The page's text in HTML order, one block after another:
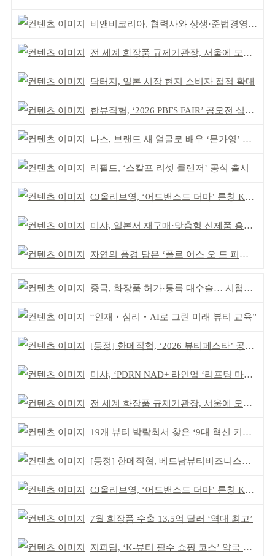
비앤비코리아, 협력사와 상생·준법경영 선언
전 세계 화장품 규제기관장, 서울에 모인다
닥터지, 일본 시장 현지 소비자 접점 확대
한뷰직협, ‘2026 PBFS FAIR’ 공모전 심사 성료
나스, 브랜드 새 얼굴로 배우 ‘문가영’ 발탁
리필드, ‘스칼프 리셋 클렌저’ 공식 출시
CJ올리브영, ‘어드밴스드 더마’ 론칭 K더마 육성 박차
미샤, 일본서 재구매·맞춤형 신제품 흥행 ‘쌍끌이’
자연의 풍경 담은 ‘폴로 어스 오 드 퍼퓸’ 4종 출시
중국, 화장품 허가·등록 대수술… 시험자료 공용 허용
“인재‧심리‧AI로 그린 미래 뷰티 교육”
[동정] 한메직협, ‘2026 뷰티페스타’ 공동 주최
미샤, ‘PDRN NAD+ 라인업 ‘리프팅 마스크’ 출시
전 세계 화장품 규제기관장, 서울에 모인다
19개 뷰티 박람회서 찾은 ‘9대 혁신 키워드’
[동정] 한메직협, 베트남뷰티비즈니스협회와 MOU
CJ올리브영, ‘어드밴스드 더마’ 론칭 K더마 육성 박차
7월 화장품 수출 13.5억 달러 ‘역대 최고’
지피덤, ‘K-뷰티 필수 쇼핑 코스’ 약국 공략